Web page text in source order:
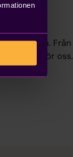
dem. Från
nytt för oss.